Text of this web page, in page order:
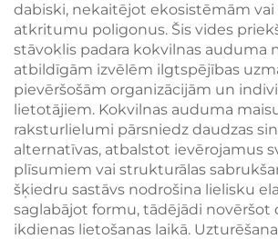
dabiski, nekaitējot ekosistēmām
atkritumu poligonus. Šis vides
stāvoklis padara kokvilnas auduma
atbildīgām izvēlēm ilgtspējības
pievēršošām organizācijām un
lietotājiem. Kokvilnas auduma
raksturlielumi pārsniedz daudzas
alternatīvas, atbalstot ievērojamus
plīsumiem vai strukturālas
šķiedru sastāvs nodrošina lielisku
saglabājot formu, tādējādi novēršot
ikdienas lietošanas laikā.